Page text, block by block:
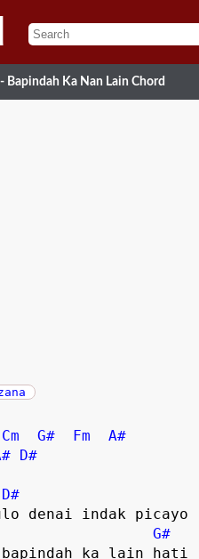
- Bapindah Ka Nan Lain Chord
Cm G# Fm
A#
D#
D#
G#
bapindah ka lain hati